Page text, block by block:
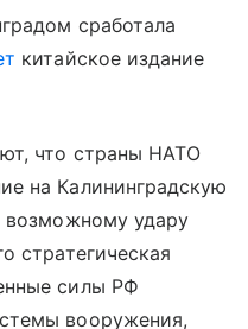
сработала
китайское издание
что страны НАТО
на Калининградскую
возможному удару
стратегическая
силы РФ
вооружения,